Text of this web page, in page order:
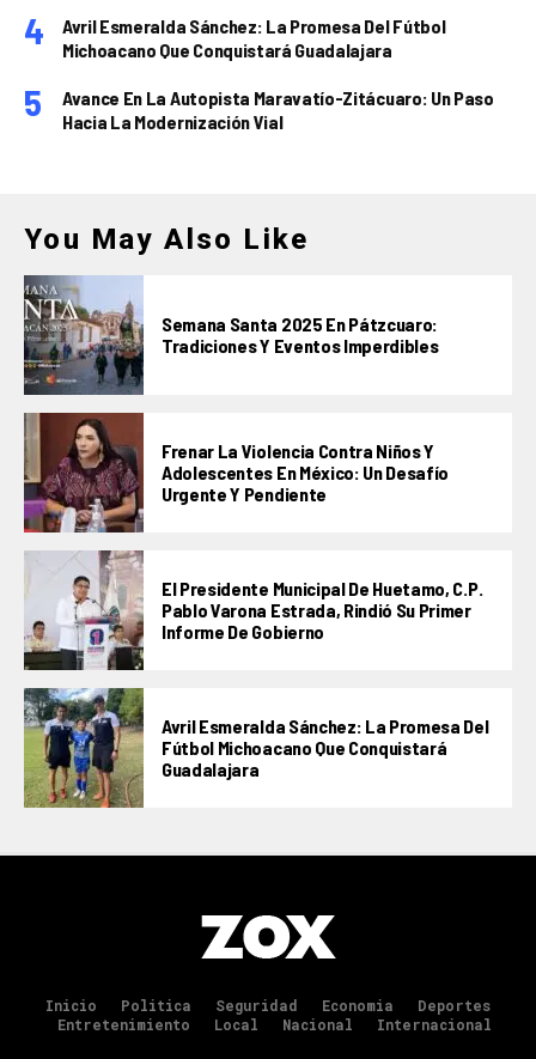
Avril Esmeralda Sánchez: La Promesa Del Fútbol
Michoacano Que Conquistará Guadalajara
Avance En La Autopista Maravatío-Zitácuaro: Un Paso
Hacia La Modernización Vial
You May Also Like
Semana Santa 2025 En Pátzcuaro:
Tradiciones Y Eventos Imperdibles
Frenar La Violencia Contra Niños Y
Adolescentes En México: Un Desafío
Urgente Y Pendiente
El Presidente Municipal De Huetamo, C.P.
Pablo Varona Estrada, Rindió Su Primer
Informe De Gobierno
Avril Esmeralda Sánchez: La Promesa Del
Fútbol Michoacano Que Conquistará
Guadalajara
Inicio Politica Seguridad Economia
Deportes
Entretenimiento
Local Nacional Internacional